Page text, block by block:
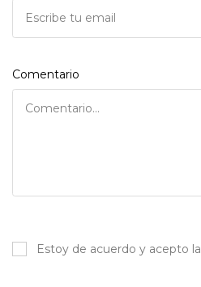
Comentario
Estoy de acuerdo y acepto la